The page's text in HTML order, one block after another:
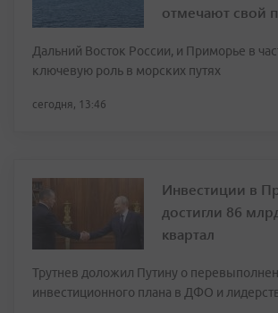
отмечают свой
Дальний Восток России, и Приморье в
ключевую роль в морских путях
сегодня, 13:46
Инвестиции в
достигли 86
квартал
Трутнев доложил Путину о
инвестиционного плана в ДФО и